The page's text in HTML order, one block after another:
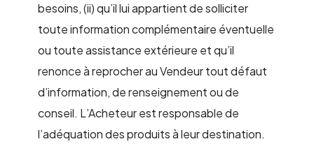
besoins, (ii) qu’il lui appartient de solliciter
toute information complémentaire éventuelle
ou toute assistance extérieure et qu’il
renonce à reprocher au Vendeur tout défaut
d’information, de renseignement ou de
conseil. L’Acheteur est responsable de
l’adéquation des produits à leur destination.